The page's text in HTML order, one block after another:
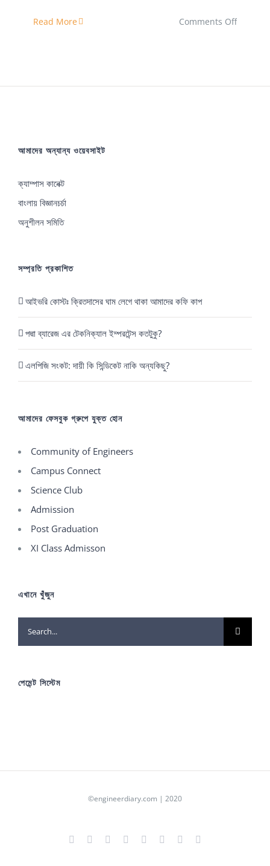
Read More Comments Offon
আমাদের অন্যান্য ওয়েবসাইট
ক্যাম্পাস কানেক্ট
বাংলায় বিজ্ঞানচর্চা
অনুশীলন সমিতি
সম্প্রতি প্রকাশিত
আইভরি কোস্টঃ ক্রিতদাসের ঘাম লেগে থাকা আমাদের কফি কাপ
পদ্মা ব্যারেজ এর টেকনিক্যাল ইম্পরটেন্স কতটুকু?
এলপিজি সংকট: দায়ী কি সিন্ডিকেট নাকি অন্যকিছু?
আমাদের ফেসবুক গ্রুপে যুক্ত হোন
Community of Engineers
Campus Connect
Science Club
Admission
Post Graduation
XI Class Admisson
এখানে খুঁজুন
Search
for:
পেমেন্ট সিস্টেম
©engineerdiary.com | 2020
Facebook YouTubeInstagramLinkedInPinterestTumblr